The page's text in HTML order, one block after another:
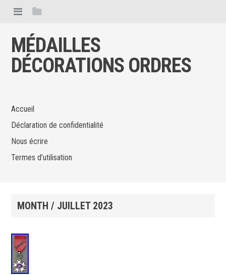
MÉDAILLES
DÉCORATIONS ORDRES
Accueil
Déclaration de confidentialité
Nous écrire
Termes d’utilisation
MONTH / JUILLET 2023